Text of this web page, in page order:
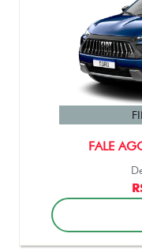
TORO